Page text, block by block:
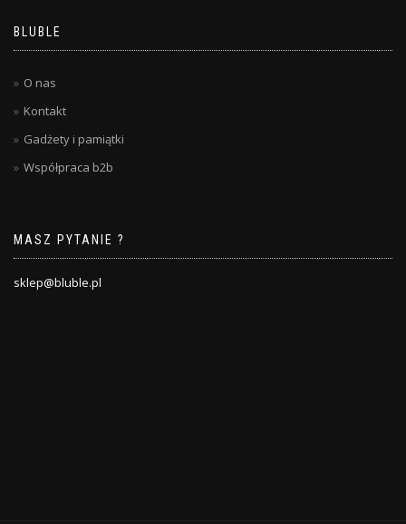
BLUBLE
O nas
Kontakt
Gadżety i pamiątki
Współpraca b2b
MASZ PYTANIE ?
sklep@bluble.pl